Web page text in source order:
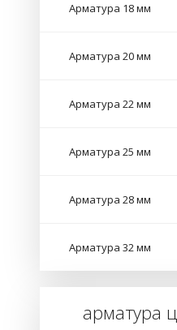
Арматура 18 мм
Арматура 20 мм
Арматура 22 мм
Арматура 25 мм
Арматура 28 мм
Арматура 32 мм
арматура